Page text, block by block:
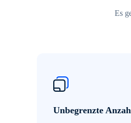
Es
Unbegrenzte